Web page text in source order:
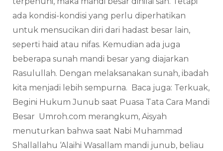
ada kondisi-kondisi yang perlu diperhatikan
untuk mensucikan diri dari hadast besar lain,
seperti haid atau nifas. Kemudian ada juga
beberapa sunah mandi besar yang diajarkan
Rasulullah. Dengan melaksanakan sunah, ibadah
kita menjadi lebih sempurna. Baca juga: Terkuak,
Begini Hukum Junub saat Puasa Tata Cara Mandi
Besar Umroh.com merangkum, Aisyah
menuturkan bahwa saat Nabi Muhammad
Shallallahu ‘Alaihi Wasallam mandi junub, beliau